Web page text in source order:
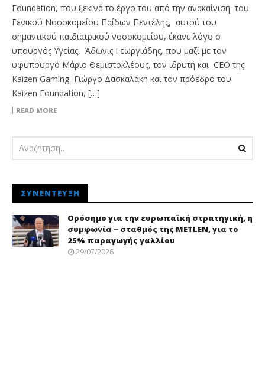
Foundation, που ξεκινά το έργο του από την ανακαίνιση του
Γενικού Νοσοκομείου Παίδων Πεντέλης, αυτού του
σημαντικού παιδιατρικού νοσοκομείου, έκανε λόγο ο
υπουργός Υγείας, Άδωνις Γεωργιάδης, που μαζί με τον
υφυπουργό Μάριο Θεμιστοκλέους, τον ιδρυτή και CEO της
Kaizen Gaming, Γιώργο Δασκαλάκη και τον πρόεδρο του
Kaizen Foundation, […]
READ MORE
ΣΥΝΈΝΤΕΥΞΗ
Ορόσημο για την ευρωπαϊκή στρατηγική, η
συμφωνία – σταθμός της METLEN, για το
25% παραγωγής γαλλίου
29/07/2026